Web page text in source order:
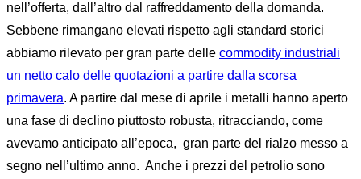
nell’offerta, dall’altro dal raffreddamento della domanda.
Sebbene rimangano elevati rispetto agli standard storici
abbiamo rilevato per gran parte delle commodity industriali
un netto calo delle quotazioni a partire dalla scorsa
primavera. A partire dal mese di aprile i metalli hanno aperto
una fase di declino piuttosto robusta, ritracciando, come
avevamo anticipato all’epoca, gran parte del rialzo messo a
segno nell’ultimo anno. Anche i prezzi del petrolio sono